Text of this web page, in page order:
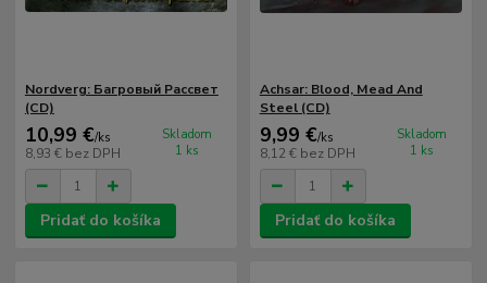
Nordverg: Багровый Рассвет
(CD)
10,99 €/ks
8,93 € bez DPH
Skladom
1 ks
Pridať do košíka
Achsar: Blood, Mead And
Steel (CD)
9,99 €/ks
8,12 € bez DPH
Skladom
1 ks
Pridať do košíka